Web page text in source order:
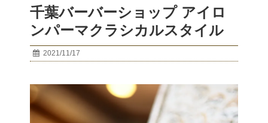
千葉バーバーショップ アイロ
ンパーマクラシカルスタイル
2021/11/17